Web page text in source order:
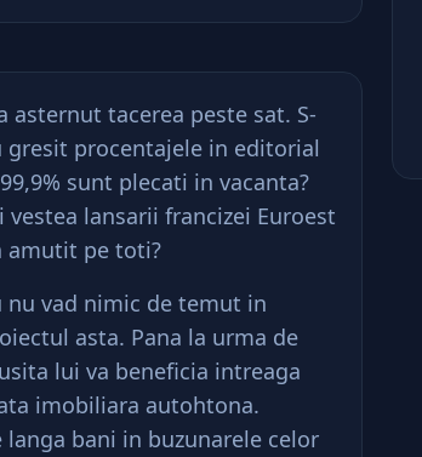
asternut tacerea peste sat. S-
gresit procentajele in editorial
sunt plecati in vacanta?
vestea lansarii francizei Euroest
amutit pe toti?
nu vad nimic de temut in
asta. Pana la urma de
lui va beneficia intreaga
imobiliara autohtona.
langa bani in buzunarele celor